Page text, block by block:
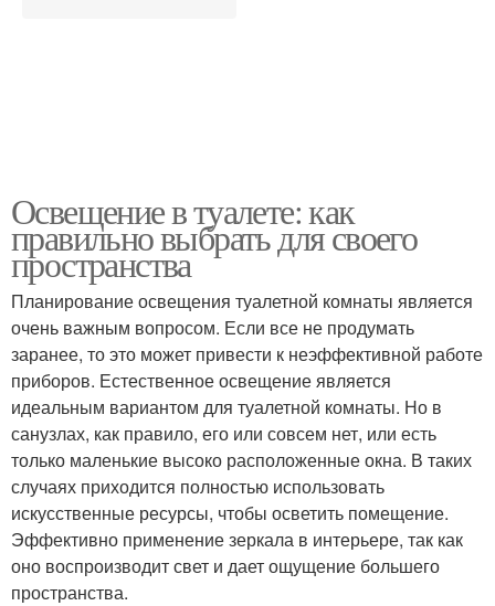
Освещение в туалете: как
правильно выбрать для своего
пространства
Планирование освещения туалетной комнаты является
очень важным вопросом. Если все не продумать
заранее, то это может привести к неэффективной работе
приборов. Естественное освещение является
идеальным вариантом для туалетной комнаты. Но в
санузлах, как правило, его или совсем нет, или есть
только маленькие высоко расположенные окна. В таких
случаях приходится полностью использовать
искусственные ресурсы, чтобы осветить помещение.
Эффективно применение зеркала в интерьере, так как
оно воспроизводит свет и дает ощущение большего
пространства.